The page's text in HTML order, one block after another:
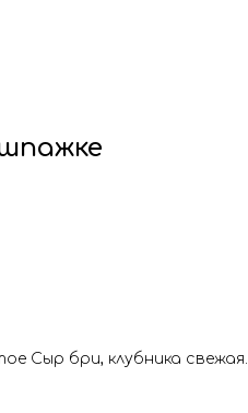
Сыр бри, клубника свежая.